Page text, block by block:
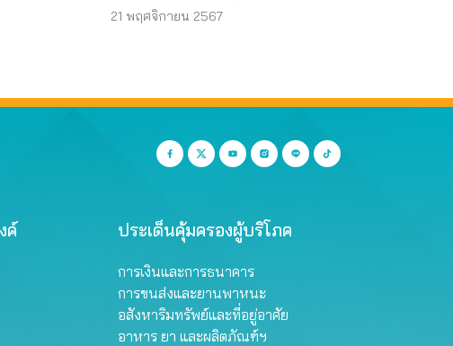
21 พฤศจิกายน 2567
ค์ ประเด็นคุ้มครองผู้บริโภค
การเงินและการธนาคาร
การขนส่งและยานพาหนะ
อสังหาริมทรัพย์และที่อยู่อาศัย
อาหาร ยา และผลิตภัณฑ์ฯ